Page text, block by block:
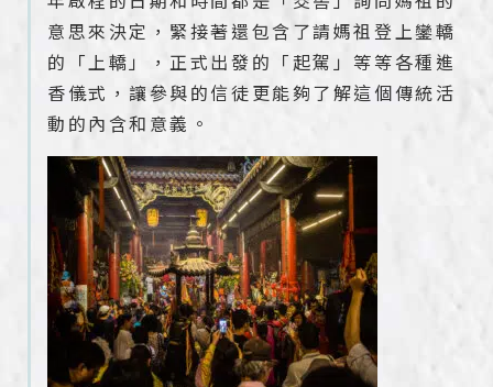
意思來決定，緊接著還包含了請媽祖登上鑾轎
的「上轎」，正式出發的「起駕」等等各種進
香儀式，讓參與的信徒更能夠了解這個傳統活
動的內含和意義。